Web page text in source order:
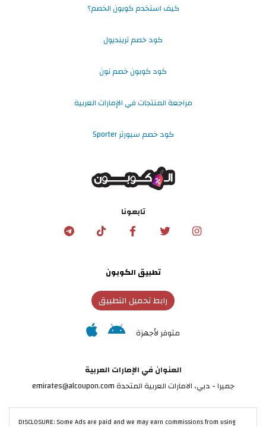
كيف استخدم كوبون الخصم؟
كود خصم ترينديول
كود كوبون خصم نون
مراجعة المنتجات في الإمارات العربية
كود خصم سبورتر Sporter
تابعونا
تطبيق الكوبون
رابط تحميل التطبيق
متوفر لأجهزة
العنوان في الإمارات العربية
جميرا - دبي، الامارات العربية المتحدة emirates@alcoupon.com
DISCLOSURE: Some Ads are paid and we may earn commissions from using